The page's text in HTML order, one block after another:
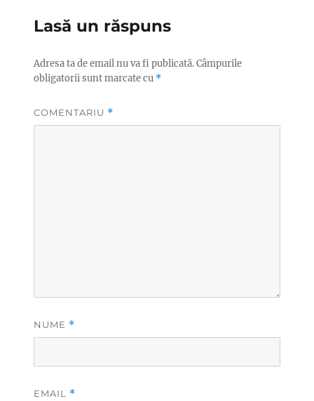
Lasă un răspuns
Adresa ta de email nu va fi publicată.Câmpurile
obligatorii sunt marcate cu *
COMENTARIU *
NUME *
EMAIL *